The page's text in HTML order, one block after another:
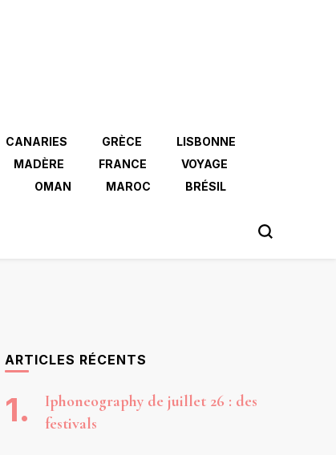
CANARIES GRÈCE
LISBONNE
MADÈRE FRANCE
VOYAGE
OMAN MAROC
BRÉSIL
ARTICLES RÉCENTS
Iphoneography de juillet 26 : des
festivals